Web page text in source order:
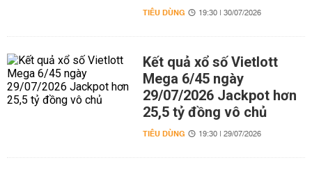
TIÊU DÙNG 19:30 | 30/07/2026
Kết quả xổ số Vietlott
Mega 6/45 ngày
29/07/2026 Jackpot hơn
25,5 tỷ đồng vô chủ
TIÊU DÙNG 19:30 | 29/07/2026